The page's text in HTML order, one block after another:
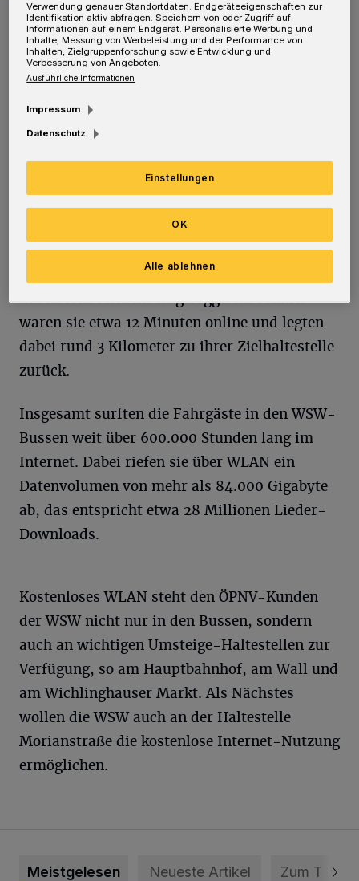
Die 300 WSW-Busse sind umgerüstet.
Foto: WSW
N ach einer mehrmonatigen Testphase
Kunden in allen WSW-Bussen kostenlos im
Verkehrsunternehmen im VRR haben die WSW
ihre 300 Fahrzeuge umfassende Flotte mit
Routern ausgerüstet. Über 250.000 Fahrgäste
haben sich seitdem eingeloggt. Im Schnitt
waren sie etwa 12 Minuten online und legten
dabei rund 3 Kilometer zu ihrer Zielhaltestelle
zurück.
Insgesamt surften die Fahrgäste in den WSW-
Bussen weit über 600.000 Stunden lang im
Internet. Dabei riefen sie über WLAN ein
Datenvolumen von mehr als 84.000 Gigabyte
ab, das entspricht etwa 28 Millionen Lieder-
Downloads.
Kostenloses WLAN steht den ÖPNV-Kunden
der WSW nicht nur in den Bussen, sondern
auch an wichtigen Umsteige-Haltestellen zur
Verfügung, so am Hauptbahnhof, am Wall und
am Wichlinghauser Markt. Als Nächstes
wollen die WSW auch an der Haltestelle
Morianstraße die kostenlose Internet-Nutzung
ermöglichen.
Meistgelesen Neueste Artikel Zum Thema
Verwendung genauer Standortdaten. Endgeräteeigenschaften zur
Identifikation aktiv abfragen. Speichern von oder Zugriff auf
Informationen auf einem Endgerät. Personalisierte Werbung und
Inhalte, Messung von Werbeleistung und der Performance von
Inhalten, Zielgruppenforschung sowie Entwicklung und
Verbesserung von Angeboten.
Ausführliche Informationen
Impressum
Datenschutz
Einstellungen
Alle ablehnen
OK